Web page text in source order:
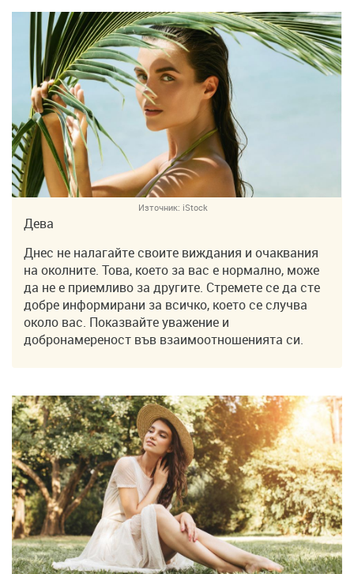
Източник: iStock
Дева
Днес не налагайте своите виждания и очаквания
на околните. Това, което за вас е нормално, може
да не е приемливо за другите. Стремете се да сте
добре информирани за всичко, което се случва
около вас. Показвайте уважение и
добронамереност във взаимоотношенията си.